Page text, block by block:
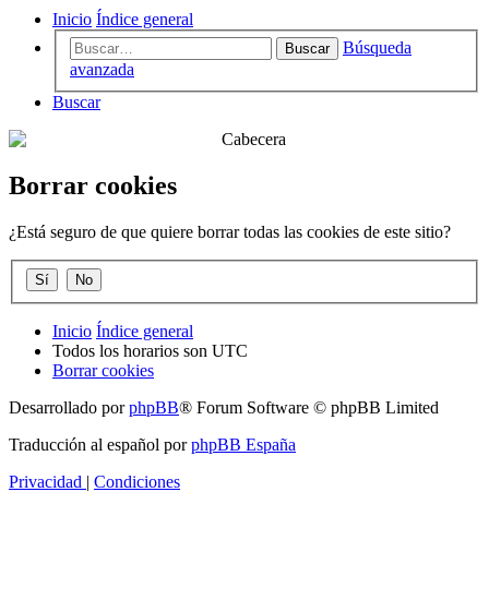
Inicio Índice general
Buscar
Búsqueda
avanzada
Buscar
Borrar cookies
¿Está seguro de que quiere borrar todas las cookies de este sitio?
Inicio Índice general
Todos los horarios son UTC
Borrar cookies
Desarrollado porphpBB® Forum Software © phpBB Limited
Traducción al español porphpBB España
Privacidad | Condiciones